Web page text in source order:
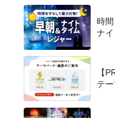
時
ナ
【
テ